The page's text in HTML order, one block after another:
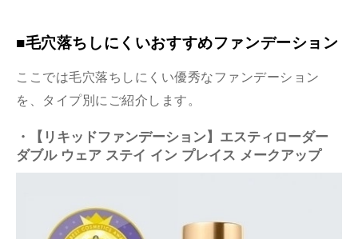
■毛穴落ちしにくいおすすめファンデーション
ここでは毛穴落ちしにくい優秀なファンデーション
を、タイプ別にご紹介します。
・【リキッドファンデーション】エスティローダー
ダブル ウェア ステイ イン プレイス メークアップ